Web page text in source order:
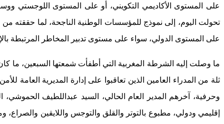
على المستوى الأكاديمي التكويني، أو على المستوى اللوجستي
تحولت اليوم، إلى نموذج للمؤسسات الوطنية الناجحة، لما حققته
على المستوى الدولي، سواء على مستوى تدبير المخاطر المرتبطة
ما وصلت إليه الشرطة المغربية التي أطفأت شمعتها السبعين، ما
ثلة من المدراء العامين الذين تعاقبوا على إدارة المديرية
وحرفية، آخرهم المدير العام الحالي، السيد عبداللطيف
إقليمي ودولي، مطبوع بالتوتر والقلق والتوجس واللايقين